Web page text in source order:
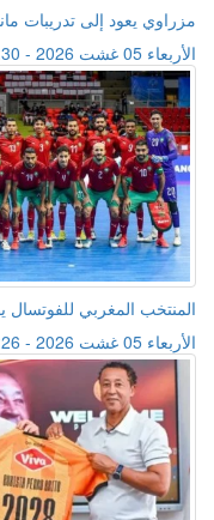
مزراوي يعود إلى تدريبات
الأربعاء 05 غشت 2026 - 13:30
المنتخب المغربي للفوتسال
الأربعاء 05 غشت 2026 - 13:26